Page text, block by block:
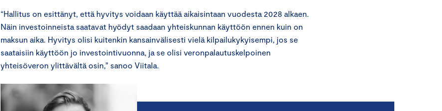
“Hallitus on esittänyt, että hyvitys voidaan käyttää aikaisintaan vuodesta 2028 alkaen.
Näin investoinneista saatavat hyödyt saadaan yhteiskunnan käyttöön ennen kuin on
maksun aika. Hyvitys olisi kuitenkin kansainvälisesti vielä kilpailukykyisempi, jos se
saataisiin käyttöön jo investointivuonna, ja se olisi veronpalautuskelpoinen
yhteisöveron ylittävältä osin,” sanoo Viitala.